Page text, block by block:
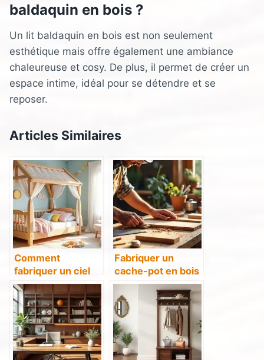
baldaquin en bois ?
Un lit baldaquin en bois est non seulement
esthétique mais offre également une ambiance
chaleureuse et cosy. De plus, il permet de créer un
espace intime, idéal pour se détendre et se
reposer.
Articles Similaires
Comment
fabriquer un ciel
de lit cabane en
bois pour une
chambre enfantine
Fabriquer un
cache-pot en bois
: étapes et
conseils pratiques